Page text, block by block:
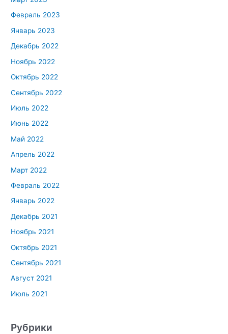
Февраль 2023
Январь 2023
Декабрь 2022
Ноябрь 2022
Октябрь 2022
Сентябрь 2022
Июль 2022
Июнь 2022
Май 2022
Апрель 2022
Март 2022
Февраль 2022
Январь 2022
Декабрь 2021
Ноябрь 2021
Октябрь 2021
Сентябрь 2021
Август 2021
Июль 2021
Рубрики